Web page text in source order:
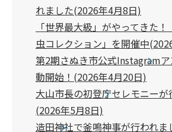
れました(2026年4月8日)
「世界最大級」がやってきた
虫コレクション」を開催中
第2期さぬき市公式Instagram
動開始！(2026年4月20日)
大山市長の初登庁セレモニーが
(2026年5月8日)
造田神社で釜鳴神事が行われま